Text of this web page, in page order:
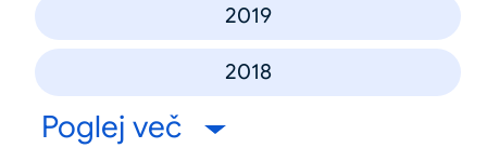
2019
2018
Poglej več